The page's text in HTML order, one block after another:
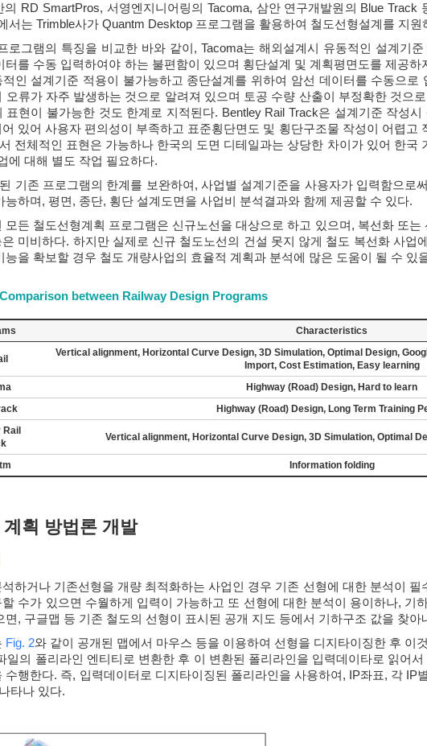
의 RD SmartPros, 서영엔지니어링의 Tacoma, 삼안 연구개발원의 Blue Track
서는 Trimble사가 Quantm Desktop 프로그램을 활용하여 철도선형설계를 지원
로그램의 특징을 비교한 바와 같이, Tacoma는 해외설계시 유동적인 설계기
터를 수동 입력하여야 하는 불편함이 있으며 횡단설계 및 계획평면도를 제공하
적인 설계기준 적용이 불가능하고 종단설계를 위하여 암선 데이터를 수동으로
오류가 자주 발생하는 것으로 알려져 있으며 토공 수량 산출이 부정확한 것으
표현이 불가능한 것도 한계로 지적된다. Bentley Rail Track은 설계기준 작성
있어 사용자 편의성이 부족하고 표준횡단면도 및 횡단구조물 작성이 어렵고
전체적인 표현은 가능하나 한국의 도면 디테일과는 상당한 차이가 있어 한국
에 대해 별도 작업 필요하다.
기존 프로그램의 한계를 보완하여, 사업별 설계기준을 사용자가 입력함으로
능하며, 평면, 종단, 횡단 설계도면을 사업비 분석결과와 함께 제공할 수 있다.
모든 철도선형계획 프로그램은 신규노선을 대상으로 하고 있으며, 복선화 또
미비하다. 하지만 실제로 신규 철도노선의 건설 못지 않게 철도 복선화 사업
능을 확보할 경우 철도 개량사업의 효율적 계획과 분석에 많은 도움이 될 수 있
between Railway Design Programs
Characteristics
Vertical alignment, Horizontal Curve Design, 3D Simulation, Optimal Design,
Import, Cost Estimation, Easy learning
Highway (Road) Design, Hard to learn
Highway (Road) Design, Long Term Training
Rail
Vertical alignment, Horizontal Curve Design, 3D Simulation, Optimal
Information folding
획 방법론 개발
하거나 기존선형을 개량 최적화하는 사업인 경우 기존 선형에 대한 분석이
수가 있으면 수월하게 입력이 가능하고 또 선형에 대한 분석이 용이하나, 기
면, 구글맵 등 기존 철도의 선형이 표시된 공개 지도 등에서 기하구조 값을 찾아
Fig. 2와 같이 공개된 맵에서 마우스 등을 이용하여 선형을 디지타이징한 후 이
일의 폴리라인 엔티티로 변환한 후 이 변환된 폴리라인을 입력데이타로 읽어
수행한다. 즉, 입력데이터로 디지타이징된 폴리라인을 사용하여, IP좌표, 각 IP
타나 있다.